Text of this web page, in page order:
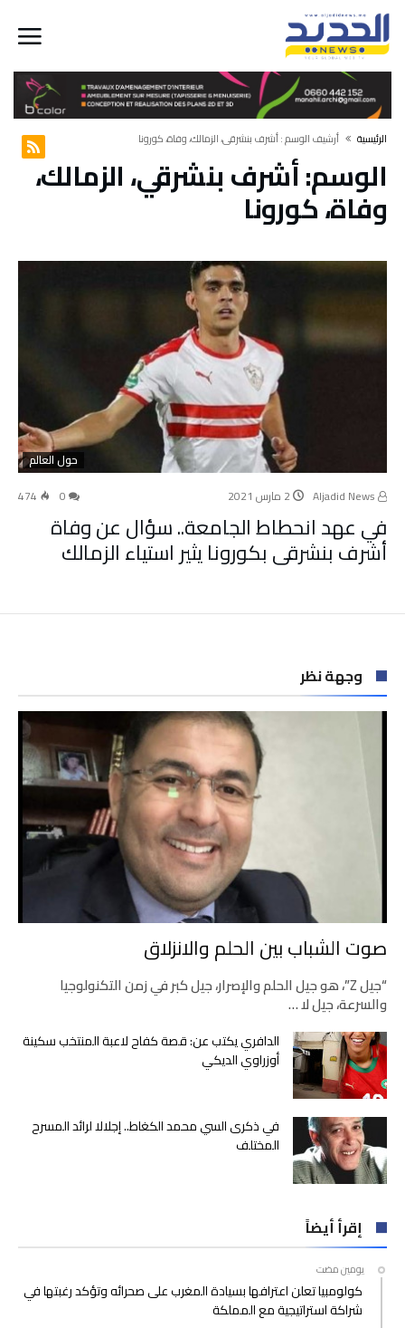
‫الرئيسية‬ ‫أرشيف الوسم :‬ أشرف بنشرقي، الزمالك، وفاة، كورونا
الوسم:أشرف بنشرقي، الزمالك،
وفاة، كورونا
حول العالم
2 مارس 2021 474
في عهد انحطاط الجامعة.. سؤال عن وفاة
أشرف بنشرقي بكورونا يثير استياء الزمالك
وجهة نظر
صوت الشباب بين الحلم والانزلاق
“جيل Z”، هو جيل الحلم والإصرار، جيل كبر في زمن التكنولوجيا
والسرعة، جيل لا …
الدافري يكتب عن: قصة كفاح لاعبة المنتخب سكينة
أوزراوي الديكي
في ذكرى السي محمد الكغاط.. إجلالا لرائد المسرح
المختلف
إقرأ أيضاً
‫‫‫‏‫يومين مضت‬
كولومبيا تعلن اعترافها بسيادة المغرب على صحرائه وتؤكد رغبتها في
شراكة استراتيجية مع المملكة